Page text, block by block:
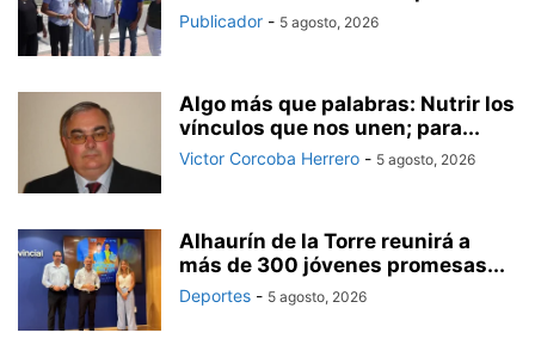
Publicador - 5 agosto, 2026
Algo más que palabras: Nutrir los
vínculos que nos unen; para...
Victor Corcoba Herrero - 5 agosto, 2026
Alhaurín de la Torre reunirá a
más de 300 jóvenes promesas...
Deportes - 5 agosto, 2026